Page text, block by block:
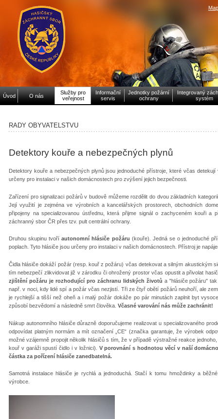
Úvod O nás
Služby pro
veřejnost
Informační
servis
Jednotky požární
ochrany
Integrovaný
systém
RADY OBYVATELSTVU
Detektory kouře a nebezpečných plynů
Detektory kouře a nebezpečných plynů jsou jednoduché přístroje, které včas
určeny pro instalaci v našich domácnostech pro zvýšení jejich bezpečnosti.
Zařízení pro signalizaci požárů v budově můžeme rozdělit do dvou základních
Její využití je zejména ve výrobních a kancelářských prostorech, obchodních
připojeny na specializovanou ústřednu, která přijme signál o zachyceném kouři a
záchranný sbor ČR přes tzv. pult centrální ochrany.
Druhou skupinu tvoříautonomní hlásiče požáru (kouře). Jedná se o jednoduché
poplach. Tyto hlásiče jsou určeny pro instalaci v našich domácnostech. Přístroj je
Čidla hlásiče dokáží požár (resp. kouř z požáru) včas detekovat a silným akustickým
tím nebezpečí zlikvidovat již v zárodku či ohrožený prostor včas opustit a přivolat
zjištění požáru je rozhodující pro záchranu lidských životů a "hlásiče požáru"
např. v noci, kdy lidé spí a požár včas nezjistí. Tři ze čtyř obětí požárů neuhoří, ale
je rychlejší a tišší než oheň a i malý požár dokáže po pár minutách zaplnit byt
způsobí bezvědomí a následně smrt člověka. Včasné varování nás může zachránit!
Nákup autonomního hlásiče důrazně doporučujeme realizovat u specializovaného
odpovídat platným normám a mít označení „CE“ (značka garantuje, že výrobek
možné vzájemně propojit několik hlásičů s tím, že v případě výstražné reakce
kouř v garáži spustí čidlo i v ložnici). V porovnání s hodnotou věcí v naší
částka za pořízení hlásiče zanedbatelná.
Samotná instalace hlásiče je rychlá a jednoduchá. Stačí k tomu hmoždinky a
výrobce.